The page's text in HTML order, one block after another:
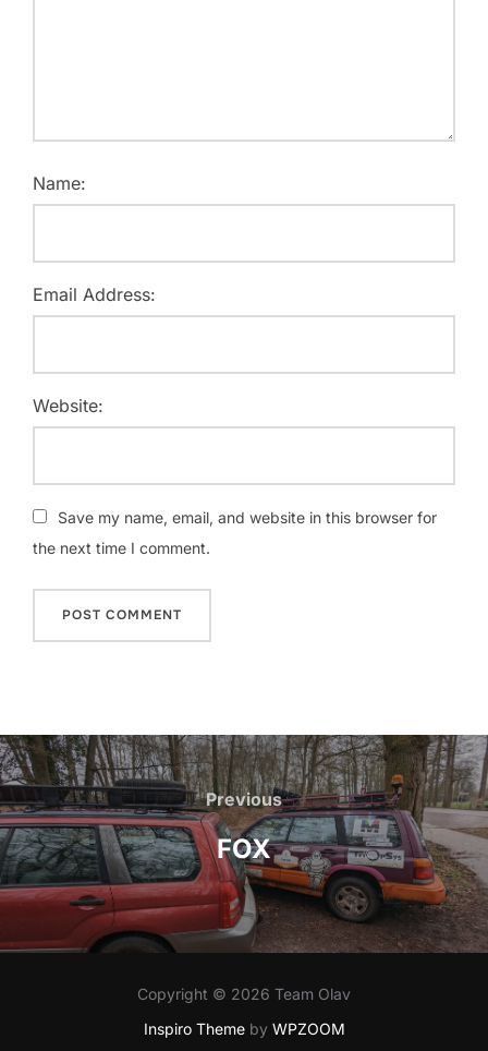
Name:
Email Address:
Website:
Save my name, email, and website in this browser for
the next time I comment.
Post
navigation
Previous
Previous
FOX
Copyright © 2026 Team Olav
Inspiro Themeby WPZOOM